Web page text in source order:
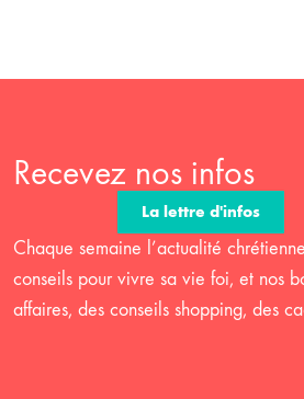
Recevez nos infos
La lettre d'infos
Chaque semaine l’actualité
conseils pour vivre sa vie foi, et nos
affaires, des conseils shopping, des